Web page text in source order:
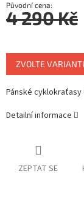
Původní cena:
4 290 Kč
cena:
ZVOLTE
Pánské cyklokraťasy
Detailní informace
ZEPTAT SE